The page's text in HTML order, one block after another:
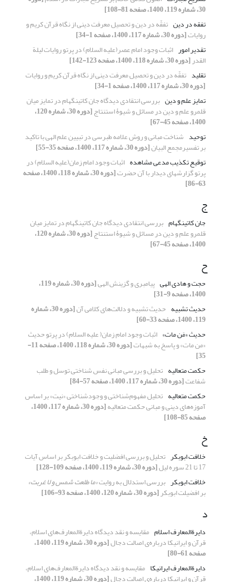
30، شماره 119، 1400، صفحه 81-108]
تفقه در دین تفقّه در دین و تحصیل معرفت دینی از نگاه قرآن کریم و
روایات[دوره 30، شماره 117، 1400، صفحه 1-34]
تقدیر امور اثبات وجود امام عصر(علیه السلام) در پرتو روایات لیلة
القدر[دوره 30، شماره 118، 1400، صفحه 123-142]
تقلید تفقّه در دین و تحصیل معرفت دینی از نگاه قرآن کریم و روایات
[دوره 30، شماره 117، 1400، صفحه 1-34]
تمایز علم و دین بررسی انتقادی دیدگاه جان کاتینگهام در تمایز میان
قلمرو علم و دین در مسائل و شیوۀ استنتاج [دوره 30، شماره 120،
1400، صفحه 45-67]
توحید شناخت مبانی و روش علامه طبرسی در تبیین علم الهی با تاکید
بر تفسیرمجمع البیان[دوره 30، شماره 117، 1400، صفحه 35-55]
توقیع تکذیب مدعی مشاهده اثبات وجود امام زمان(علیه السلام) در
پرتو گزارش‎های دیدار با آن حضرت [دوره 30، شماره 118، 1400، صفحه
63-86]
ج
جان کاتینگهام بررسی انتقادی دیدگاه جان کاتینگهام در تمایز میان
قلمرو علم و دین در مسائل و شیوۀ استنتاج [دوره 30، شماره 120،
1400، صفحه 45-67]
ح
حجت و هادی الهی پیامبری و گزینش الهی [دوره 30، شماره 119،
1400، صفحه 9-31]
حدیث تشبیه حدیث تشبیه و دلالت‌های کلامی آن [دوره 30، شماره
119، 1400، صفحه 33-60]
حدیث «مَن مات» اثبات وجود امام زمان( علیه السلام) در پرتو حدیث
«من مات» و پاسخ به شبهات [دوره 30، شماره 118، 1400، صفحه 11-
35]
حکمت متعالیه تحلیل و بررسی مبانی نفس شناختی توسل و طلب
شفاعت[دوره 30، شماره 117، 1400، صفحه 57-84]
حکمت متعالیه تحلیل مفهوم‌شناختی و وجودشناختی «نیت» بر اساس
آموزه‌های دینی و مبانی حکمت متعالیه [دوره 30، شماره 117، 1400،
صفحه 85-108]
خ
خلافت ابوبکر تحلیل و بررسی افضلیت و خلافت ابوبکر بر اساس آیات
17 تا 21 سوره لیل
[دوره 30، شماره 119، 1400، صفحه 109-128]
خلافت ابوبکر بررسی استدلال به روایت«ما طلعت شمس و لا غربت»
بر افضیلت ابوبکر[دوره 30، شماره 120، 1400، صفحه 93-106]
د
دایرة‌المعارف‌ اسلام مقایسه و نقد دیدگاه دایرةالمعارف‌های اسلام،
قرآن و ایرانیکا درباره‌ی اصالت دجال [دوره 30، شماره 119، 1400،
صفحه 61-80]
دایرةالمعارف ایرانیکا مقایسه و نقد دیدگاه دایرةالمعارف‌های اسلام،
قرآن و ایرانیکا درباره‌ی اصالت دجال [دوره 30، شماره 119، 1400،